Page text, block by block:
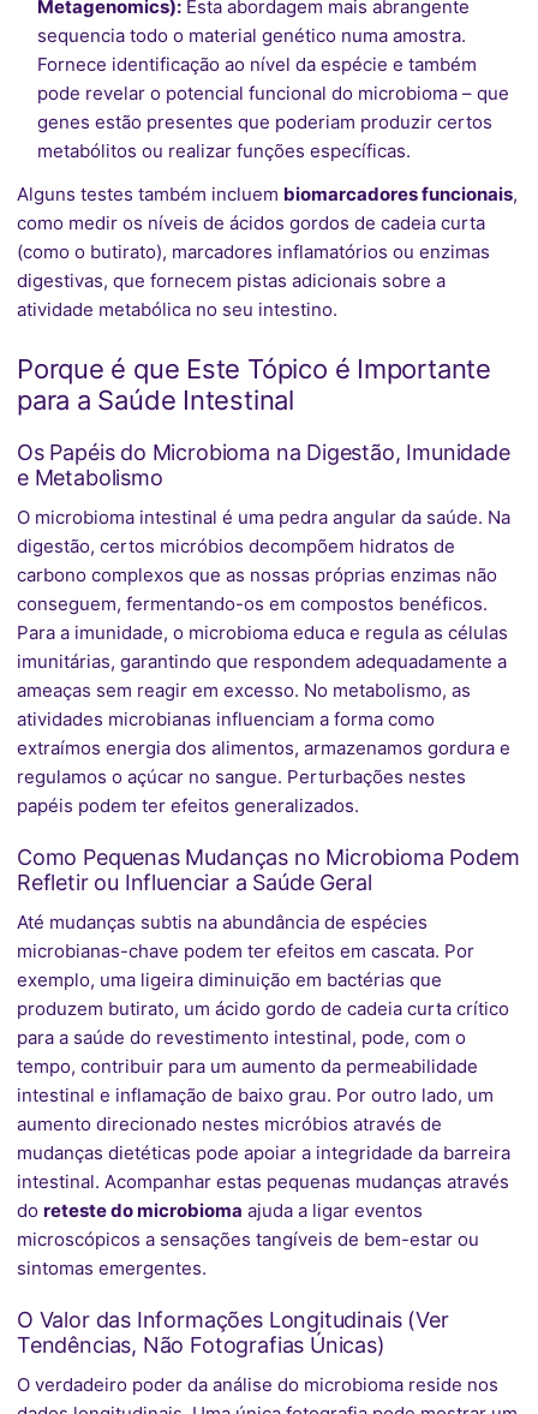
Metagenomics):Esta abordagem mais abrangente
sequencia todo o material genético numa amostra.
Fornece identificação ao nível da espécie e também
pode revelar o potencial funcional do microbioma – que
genes estão presentes que poderiam produzir certos
metabólitos ou realizar funções específicas.
Alguns testes também incluem biomarcadores funcionais,
como medir os níveis de ácidos gordos de cadeia curta
(como o butirato), marcadores inflamatórios ou enzimas
digestivas, que fornecem pistas adicionais sobre a
atividade metabólica no seu intestino.
Porque é que Este Tópico é Importante
para a Saúde Intestinal
Os Papéis do Microbioma na Digestão, Imunidade
e Metabolismo
O microbioma intestinal é uma pedra angular da saúde. Na
digestão, certos micróbios decompõem hidratos de
carbono complexos que as nossas próprias enzimas não
conseguem, fermentando-os em compostos benéficos.
Para a imunidade, o microbioma educa e regula as células
imunitárias, garantindo que respondem adequadamente a
ameaças sem reagir em excesso. No metabolismo, as
atividades microbianas influenciam a forma como
extraímos energia dos alimentos, armazenamos gordura e
regulamos o açúcar no sangue. Perturbações nestes
papéis podem ter efeitos generalizados.
Como Pequenas Mudanças no Microbioma Podem
Refletir ou Influenciar a Saúde Geral
Até mudanças subtis na abundância de espécies
microbianas-chave podem ter efeitos em cascata. Por
exemplo, uma ligeira diminuição em bactérias que
produzem butirato, um ácido gordo de cadeia curta crítico
para a saúde do revestimento intestinal, pode, com o
tempo, contribuir para um aumento da permeabilidade
intestinal e inflamação de baixo grau. Por outro lado, um
aumento direcionado nestes micróbios através de
mudanças dietéticas pode apoiar a integridade da barreira
intestinal. Acompanhar estas pequenas mudanças através
do reteste do microbioma ajuda a ligar eventos
microscópicos a sensações tangíveis de bem-estar ou
sintomas emergentes.
O Valor das Informações Longitudinais (Ver
Tendências, Não Fotografias Únicas)
O verdadeiro poder da análise do microbioma reside nos